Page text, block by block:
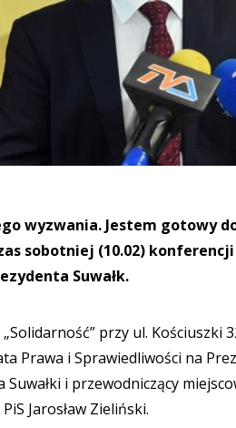
wyzwania. Jestem gotowy
sobotniej (10.02)
Suwałk.
przy ul. Kościuszki
Prawa i Sprawiedliwości na
Suwałki i przewodniczący
Jarosław Zieliński.